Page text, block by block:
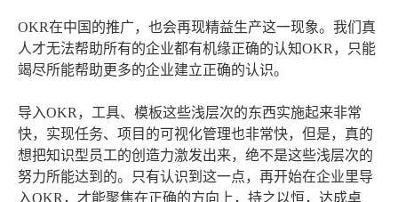
OKR在中国的推广，也会再现精益生产这一现象。我们真
人才无法帮助所有的企业都有机缘正确的认知OKR，只能
竭尽所能帮助更多的企业建立正确的认识。
导入OKR，工具、模板这些浅层次的东西实施起来非常
快，实现任务、项目的可视化管理也非常快，但是，真的
想把知识型员工的创造力激发出来，绝不是这些浅层次的
努力所能达到的。只有认识到这一点，再开始在企业里导
入OKR，才能聚焦在正确的方向上，持之以恒，达成卓